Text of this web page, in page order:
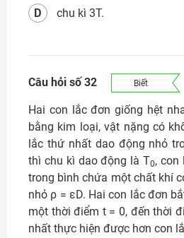
chu kì 3T.
D
Câu hỏi số 32 Biết
Hai con lắc đơn giống hệt
bằng kim loại, vật nặng có
lắc thứ nhất dao động nhỏ
thì chu kì dao động là T0, con
trong bình chứa một chất khí
nhỏ ρ = εD. Hai con lắc đơn
một thời điểm t = 0, đến thời
nhất thực hiện được hơn con